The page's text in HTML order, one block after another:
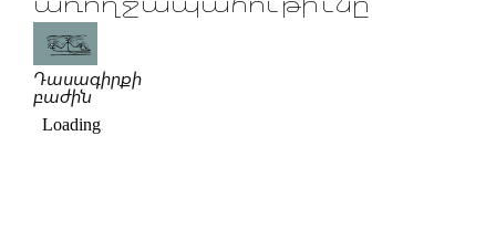
Դասագիրքի
բաժին